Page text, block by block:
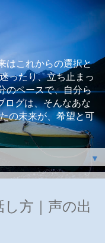
はこれからの選択と
ったり、立ち止まっ
のペースで、自分ら
ログは、そんなあな
の未来が、希望と可
▼
方｜声の出